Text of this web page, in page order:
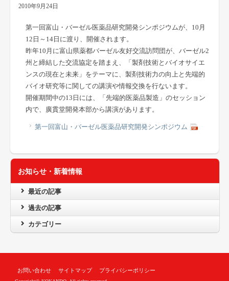
2010年9月24日
第一回富山・バーゼル医薬品研究開発シンポジウムが、10月
12日～14日に渡り、開催されます。
昨年10月に富山県薬都バーゼル友好交流訪問団が、バーゼル2
州と締結した交流協定を踏まえ、「製剤技術とバイオサイエ
ンスの現在と未来」をテーマに、製剤技術力の向上と先端的
バイオ研究等に関しての講演や情報交換を行ないます。
開催期間中の13日には、「先端的医薬品製造」のセッション
内で、廣貫堂開発本部から講演があります。
第一回富山・バーゼル医薬品研究開発シンポジウム
お知らせ・新着情報
最近の記事
過去の記事
カテゴリー
お問い合わせ サイトマップ プライバシーポリシー